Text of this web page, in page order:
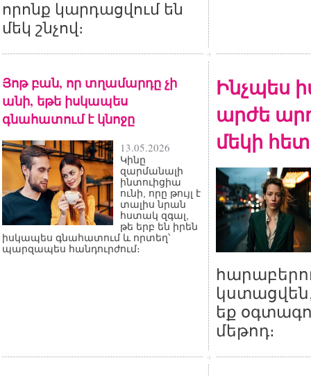
որոնք կարդացվում են
մեկ շնչով։
Յոթ բան, որ տղամարդը չի
անի, եթե իսկապես
գնահատում է կնոջը
13.05.2026
Կինը
զարմանալի
ինտուիցիա
ունի, որը թույլ է
տալիս նրան
հստակ զգալ,
թե երբ են իրեն
իսկապես գնահատում և որտեղ՝
պարզապես հանդուրժում։
Ինչպես
արժե
մեկի
եք
մեթոդ։